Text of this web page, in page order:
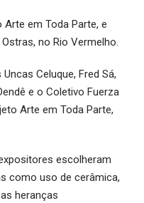
em Toda Parte, e
no Rio Vermelho.
Celuque, Fred Sá,
e o Coletivo Fuerza
Arte em Toda Parte,
escolheram
como uso de cerâmica,
heranças